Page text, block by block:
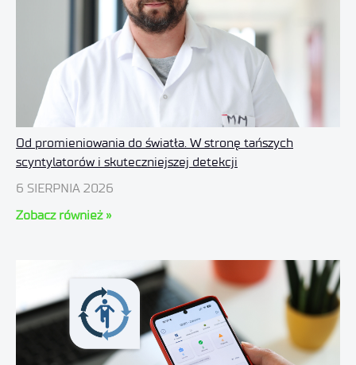
Od promieniowania do światła. W stronę tańszych
scyntylatorów i skuteczniejszej detekcji
6 SIERPNIA 2026
Zobacz również »